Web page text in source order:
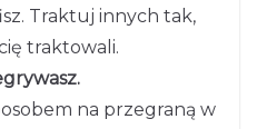
Traktuj innych tak,
traktowali.
na przegraną w